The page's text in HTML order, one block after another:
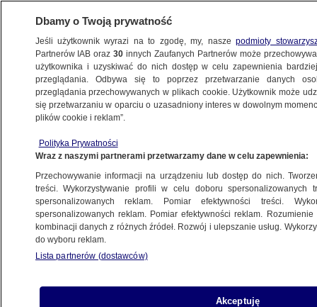
KONKRET24
POLSKA
ludzie PiS
Jan Kunert
31.01.2025, 13:12
Udostępnij
Dbamy o Twoją prywatność
Jeśli użytkownik wyrazi na to zgodę, my, naszepodmioty
Partnerów IAB oraz30 innych Zaufanych Partnerów może
użytkownika i uzyskiwać do nich dostęp w celu zapewnienia
przeglądania. Odbywa się to poprzez przetwarzanie danych
przeglądania przechowywanych w plikach cookie. Użytkownik może
się przetwarzaniu w oparciu o uzasadniony interes w dowolnym
plików cookie i reklam”.
Polityka Prywatności
Wraz z naszymi partnerami przetwarzamy dane w celu zapewnienia:
Przechowywanie informacji na urządzeniu lub dostęp do nich.
treści. Wykorzystywanie profili w celu doboru spersonalizowanych
spersonalizowanych reklam. Pomiar efektywności treści.
spersonalizowanych reklam. Pomiar efektywności reklam.
kombinacji danych z różnych źródeł. Rozwój i ulepszanie usług.
do wyboru reklam.
Lista partnerów (dostawców)
Akceptuję